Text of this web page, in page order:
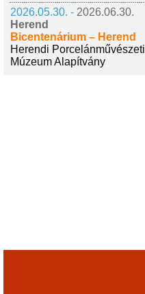
2026.05.30. - 2026.06.30.
Herend
Bicentenárium – Herend
Herendi Porcelánművészeti
Múzeum Alapítvány